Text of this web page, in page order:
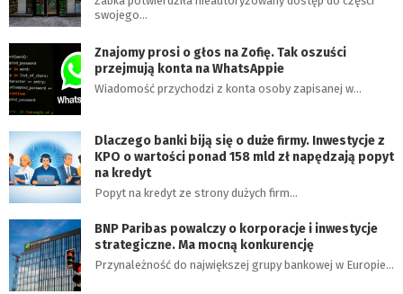
swojego…
Znajomy prosi o głos na Zofię. Tak oszuści
przejmują konta na WhatsAppie
Wiadomość przychodzi z konta osoby zapisanej w…
Dlaczego banki biją się o duże firmy. Inwestycje z
KPO o wartości ponad 158 mld zł napędzają popyt
na kredyt
Popyt na kredyt ze strony dużych firm…
BNP Paribas powalczy o korporacje i inwestycje
strategiczne. Ma mocną konkurencję
Przynależność do największej grupy bankowej w Europie…